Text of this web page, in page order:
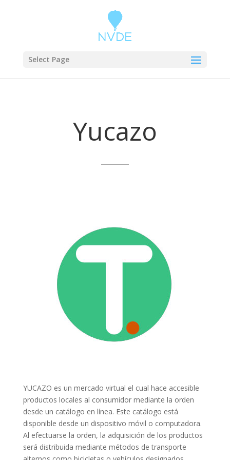
Select Page
Yucazo
YUCAZO es un mercado virtual el cual hace accesible
productos locales al consumidor mediante la orden
desde un catálogo en línea. Este catálogo está
disponible desde un dispositivo móvil o computadora.
Al efectuarse la orden, la adquisición de los productos
será distribuida mediante métodos de transporte